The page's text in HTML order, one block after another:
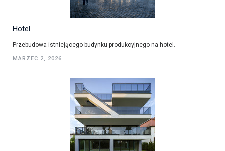
Hotel
Przebudowa istniejącego budynku produkcyjnego na hotel.
MARZEC 2, 2026